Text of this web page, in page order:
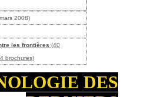
2008)
les frontières (40
brochures)
DES